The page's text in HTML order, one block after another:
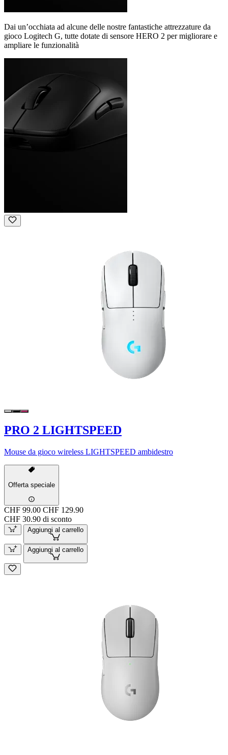
Dai un’occhiata ad alcune delle nostre fantastiche attrezzature da
gioco Logitech G, tutte dotate di sensore HERO 2 per migliorare e
ampliare le funzionalità
PRO 2 LIGHTSPEED
Mouse da gioco wireless LIGHTSPEED ambidestro
Offerta speciale
CHF 99.00 CHF 129.90
CHF 30.90 di sconto
Aggiungi al carrello
Aggiungi al carrello